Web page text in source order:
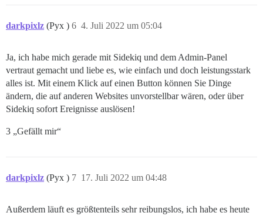
darkpixlz (Pyx ) 4. Juli 2022 um 05:04
6
Ja, ich habe mich gerade mit Sidekiq und dem Admin-Panel
vertraut gemacht und liebe es, wie einfach und doch leistungsstark
alles ist. Mit einem Klick auf einen Button können Sie Dinge
ändern, die auf anderen Websites unvorstellbar wären, oder über
Sidekiq sofort Ereignisse auslösen!
3 „Gefällt mir“
darkpixlz (Pyx ) 17. Juli 2022 um 04:48
7
Außerdem läuft es größtenteils sehr reibungslos, ich habe es heute